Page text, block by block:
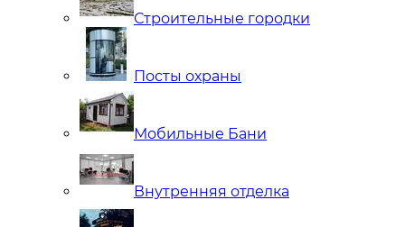
Строительные городки
Посты охраны
Мобильные Бани
Внутренняя отделка